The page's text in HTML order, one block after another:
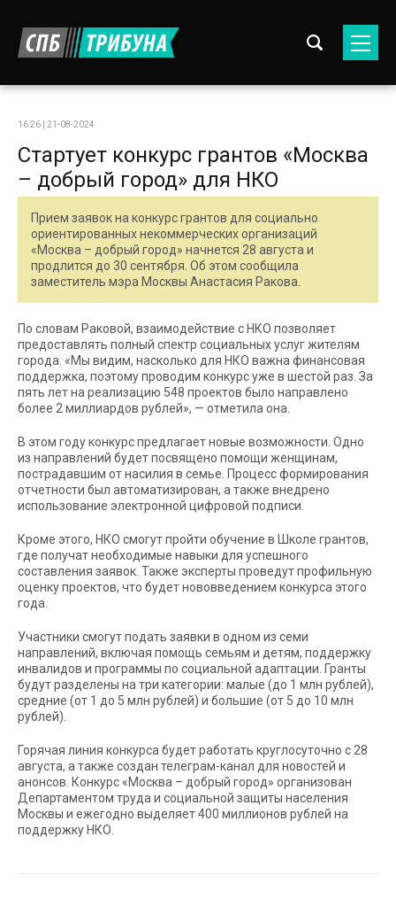
16:26 | 21-08-2024
Стартует конкурс грантов «Москва
– добрый город» для НКО
Прием заявок на конкурс грантов для социально
ориентированных некоммерческих организаций
«Москва – добрый город» начнется 28 августа и
продлится до 30 сентября. Об этом сообщила
заместитель мэра Москвы Анастасия Ракова.
По словам Раковой, взаимодействие с НКО позволяет
предоставлять полный спектр социальных услуг жителям
города. «Мы видим, насколько для НКО важна финансовая
поддержка, поэтому проводим конкурс уже в шестой раз. За
пять лет на реализацию 548 проектов было направлено
более 2 миллиардов рублей», — отметила она.
В этом году конкурс предлагает новые возможности. Одно
из направлений будет посвящено помощи женщинам,
пострадавшим от насилия в семье. Процесс формирования
отчетности был автоматизирован, а также внедрено
использование электронной цифровой подписи.
Кроме этого, НКО смогут пройти обучение в Школе грантов,
где получат необходимые навыки для успешного
составления заявок. Также эксперты проведут профильную
оценку проектов, что будет нововведением конкурса этого
года.
Участники смогут подать заявки в одном из семи
направлений, включая помощь семьям и детям, поддержку
инвалидов и программы по социальной адаптации. Гранты
будут разделены на три категории: малые (до 1 млн рублей),
средние (от 1 до 5 млн рублей) и большие (от 5 до 10 млн
рублей).
Горячая линия конкурса будет работать круглосуточно с 28
августа, а также создан телеграм-канал для новостей и
анонсов. Конкурс «Москва – добрый город» организован
Департаментом труда и социальной защиты населения
Москвы и ежегодно выделяет 400 миллионов рублей на
поддержку НКО.